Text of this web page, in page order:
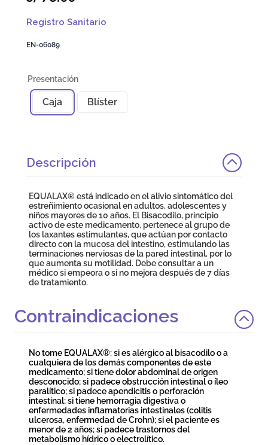
Registro Sanitario
EN-06089
Caja Blíster
Descripción
EQUALAX® está indicado en el alivio sintomático del
estreñimiento ocasional en adultos, adolescentes y
niños mayores de 10 años. El Bisacodilo, principio
activo de este medicamento, pertenece al grupo de
los laxantes estimulantes, que actúan por contacto
directo con la mucosa del intestino, estimulando las
terminaciones nerviosas de la pared intestinal, por lo
que aumenta su motilidad. Debe consultar a un
médico si empeora o si no mejora después de 7 días
de tratamiento.
Contraindicaciones
No tome EQUALAX®: si es alérgico al bisacodilo o a
cualquiera de los demás componentes de este
medicamento; si tiene dolor abdominal de origen
desconocido; si padece obstrucción intestinal o íleo
paralítico; si padece apendicitis o perforación
intestinal; si tiene hemorragia digestiva o
enfermedades inflamatorias intestinales (colitis
ulcerosa, enfermedad de Crohn); si el paciente es
menor de 2 años; si padece trastornos del
metabolismo hídrico o electrolítico.